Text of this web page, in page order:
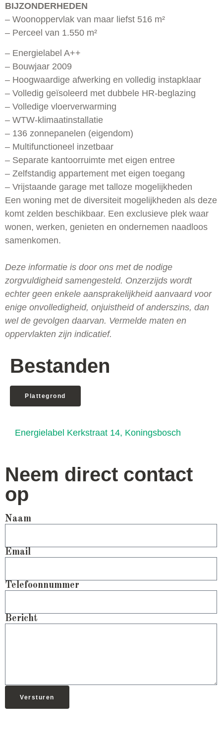
BIJZONDERHEDEN
– Woonoppervlak van maar liefst 516 m²
– Perceel van 1.550 m²
– Energielabel A++
– Bouwjaar 2009
– Hoogwaardige afwerking en volledig instapklaar
– Volledig geïsoleerd met dubbele HR-beglazing
– Volledige vloerverwarming
– WTW-klimaatinstallatie
– 136 zonnepanelen (eigendom)
– Multifunctioneel inzetbaar
– Separate kantoorruimte met eigen entree
– Zelfstandig appartement met eigen toegang
– Vrijstaande garage met talloze mogelijkheden
Een woning met de diversiteit mogelijkheden als deze
komt zelden beschikbaar. Een exclusieve plek waar
wonen, werken, genieten en ondernemen naadloos
samenkomen.
Deze informatie is door ons met de nodige
zorgvuldigheid samengesteld. Onzerzijds wordt
echter geen enkele aansprakelijkheid aanvaard voor
enige onvolledigheid, onjuistheid of anderszins, dan
wel de gevolgen daarvan. Vermelde maten en
oppervlakten zijn indicatief.
Bestanden
Plattegrond
Energielabel Kerkstraat 14, Koningsbosch
Neem direct contact
op
Naam
Email
Telefoonnummer
Bericht
Versturen